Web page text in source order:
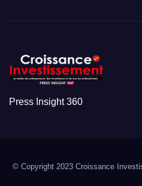
Press Insight 360
© Copyright 2023 Croissance